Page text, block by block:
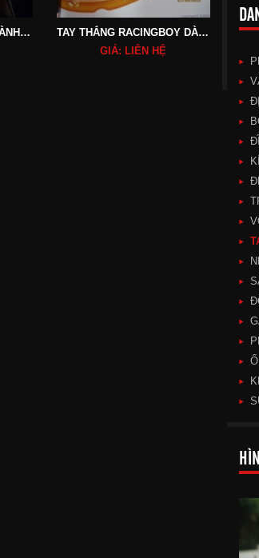
TAY THẮNG RANCING DÀNH CHO TẤT CẢ CÁC DÒNG XE
TAY THẮNG RACINGBOY DÀNH CHO CÁC LOẠI XE
GIÁ: LIÊN HỆ